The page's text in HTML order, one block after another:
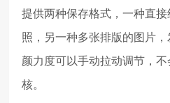
提供两种保存格式，一种直
照，另一种多张排版的图片
颜力度可以手动拉动调节，
核。